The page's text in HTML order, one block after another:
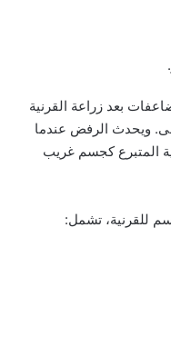
بعد زراعة القرنية
من المرضى. ويحدث الرفض عندما
المتبرع كجسم غريب
للقرنية، تشمل: